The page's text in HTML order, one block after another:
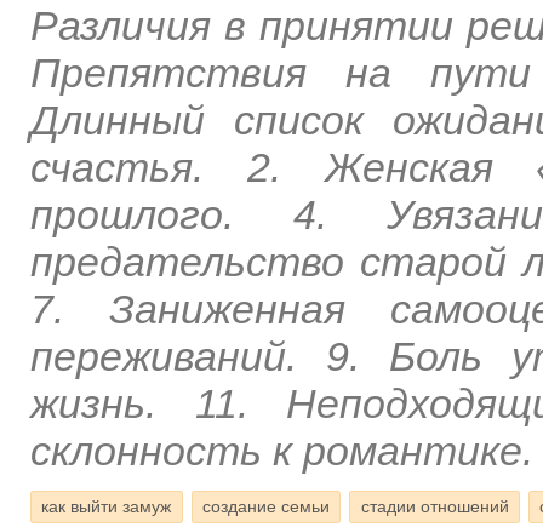
Различия в принятии
Препятствия на
Длинный список
счастья. 2. Женская
прошлого. 4.
предательство старой
7. Заниженная
переживаний. 9. Боль
жизнь. 11.
склонность к романтике.
как выйти замуж создание семьи стадии отношений